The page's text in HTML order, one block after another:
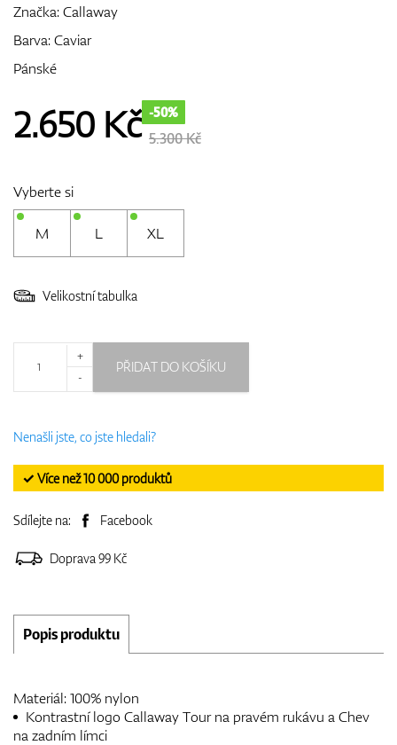
Doplňky
Značka:Callaway
Barva: Caviar
Pánské
2.650 Kč -50%
5.300 Kč
Vyberte si
M L XL
Velikostní tabulka
+
-
PŘIDAT DO KOŠÍKU
Nenašli jste, co jste hledali?
✓ Více než 10 000 produktů
Sdílejte na: Facebook
Doprava 99 Kč
Popis produktu
Materiál: 100% nylon
Kontrastní logo Callaway Tour na pravém rukávu a Chev
na zadním límci